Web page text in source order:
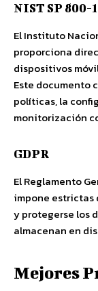
NIST SP 800-
El Instituto
proporciona
dispositivos
Este documento
políticas, la
monitorización
GDPR
El Reglamento
impone estrictas
y protegerse los
almacenan en
Mejores